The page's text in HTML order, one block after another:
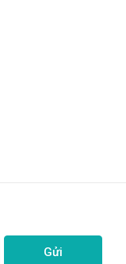
Gửi